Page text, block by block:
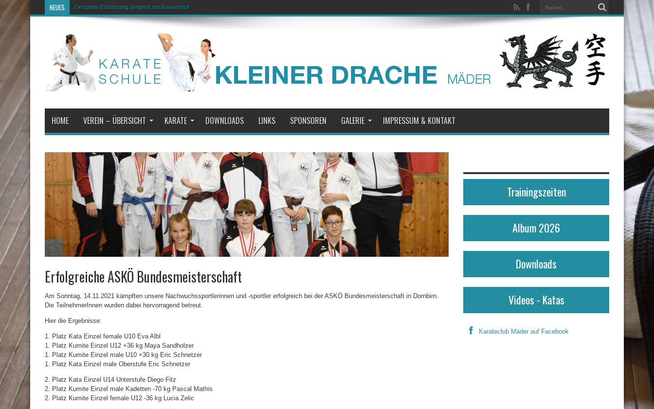
NEUES Gesunde Ernährung beginnt am Bauernhof
HOME VEREIN – ÜBERSICHT KARATE DOWNLOADS LINKS SPONSOREN GALERIE IMPRESSUM & KONTAKT
Erfolgreiche ASKÖ Bundesmeisterschaft
Am Sonntag, 14.11.2021 kämpften unsere Nachwuchssportlerinnen und -sportler erfolgreich bei der ASKÖ Bundesmeisterschaft in Dornbirn.
Die TeilnehmerInnen wurden dabei hervorragend betreut.
Hier die Ergebnisse:
1. Platz Kata Einzel female U10 Eva Albl
1. Platz Kumite Einzel U12 +36 kg Maya Sandholzer
1. Platz Kumite Einzel male U10 +30 kg Eric Schnetzer
1. Platz Kata Einzel male Oberstufe Eric Schnetzer
2. Platz Kata Einzel U14 Unterstufe Diego Fitz
2. Platz Kumite Einzel male Kadetten -70 kg Pascal Mathis
2. Platz Kumite Einzel female U12 -36 kg Lucia Zelic
Trainingszeiten
Album 2026
Downloads
Videos - Katas
Karateclub Mäder auf Facebook